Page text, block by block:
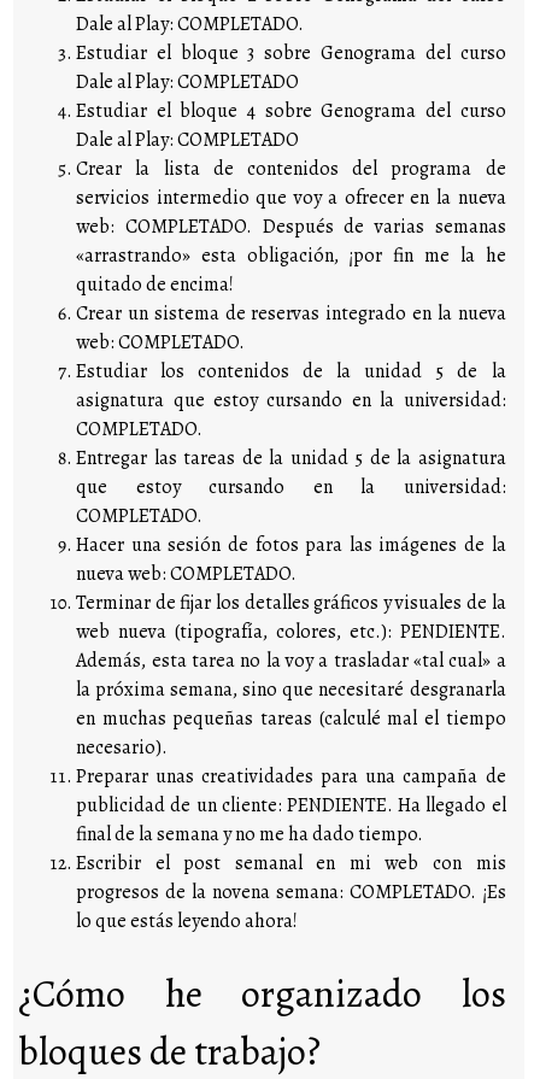
Dale al Play: COMPLETADO.
Estudiar el bloque 3 sobre Genograma del curso
Dale al Play: COMPLETADO
Estudiar el bloque 4 sobre Genograma del curso
Dale al Play: COMPLETADO
Crear la lista de contenidos del programa de
servicios intermedio que voy a ofrecer en la nueva
web: COMPLETADO. Después de varias semanas
«arrastrando» esta obligación, ¡por fin me la he
quitado de encima!
Crear un sistema de reservas integrado en la nueva
web: COMPLETADO.
Estudiar los contenidos de la unidad 5 de la
asignatura que estoy cursando en la universidad:
COMPLETADO.
Entregar las tareas de la unidad 5 de la asignatura
que estoy cursando en la universidad:
COMPLETADO.
Hacer una sesión de fotos para las imágenes de la
nueva web: COMPLETADO.
Terminar de fijar los detalles gráficos y visuales de la
web nueva (tipografía, colores, etc.): PENDIENTE.
Además, esta tarea no la voy a trasladar «tal cual» a
la próxima semana, sino que necesitaré desgranarla
en muchas pequeñas tareas (calculé mal el tiempo
necesario).
Preparar unas creatividades para una campaña de
publicidad de un cliente: PENDIENTE. Ha llegado el
final de la semana y no me ha dado tiempo.
Escribir el post semanal en mi web con mis
progresos de la novena semana: COMPLETADO. ¡Es
lo que estás leyendo ahora!
¿Cómo he organizado los
bloques de trabajo?